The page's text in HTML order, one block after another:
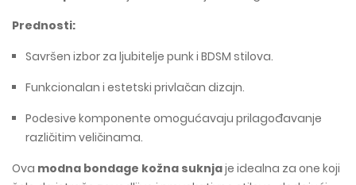
Prednosti:
Savršen izbor za ljubitelje punk i BDSM stilova.
Funkcionalan i estetski privlačan dizajn.
Podesive komponente omogućavaju prilagođavanje
različitim veličinama.
Ova modna bondage kožna suknjaje idealna za one koji